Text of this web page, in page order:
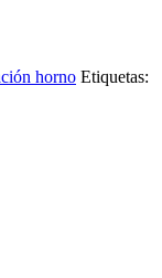
horno Etiquetas: